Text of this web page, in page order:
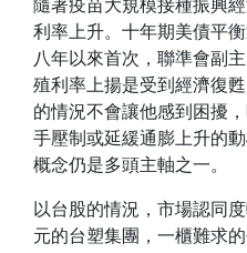
隨著疫苗大規模接種振興
利率上升。十年期美債平
八年以來首次，聯準會副
殖利率上揚是受到經濟復
的情況不會讓他感到困擾
手壓制或延緩通膨上升的
概念仍是多頭主軸之一。
以台股的情況，市場認同
元的台塑集團，一櫃難求